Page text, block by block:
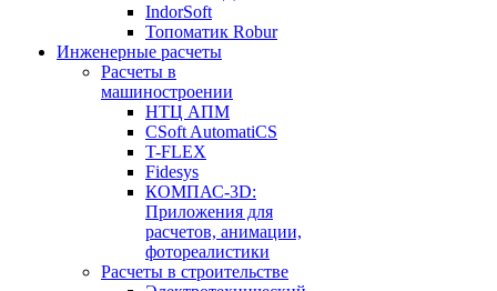
IndorSoft
Топоматик Robur
Инженерные расчеты
Расчеты в
машиностроении
НТЦ АПМ
CSoft AutomatiCS
T-FLEX
Fidesys
КОМПАС-3D:
Приложения для
расчетов, анимации,
фотореалистики
Расчеты в строительстве